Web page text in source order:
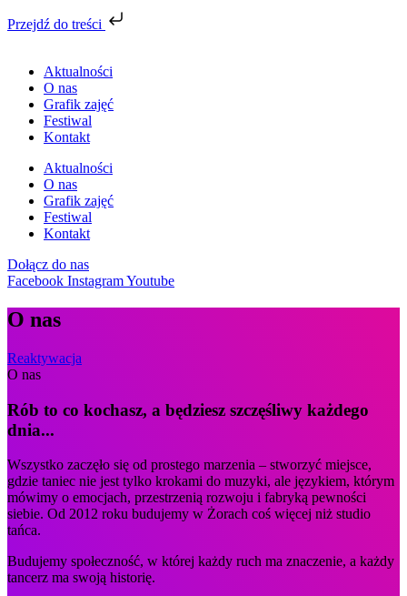
Przejdź do treści
Aktualności
O nas
Grafik zajęć
Festiwal
Kontakt
Aktualności
O nas
Grafik zajęć
Festiwal
Kontakt
Dołącz do nas
Facebook InstagramYoutube
O nas
Reaktywacja
O nas
Rób to co kochasz, a będziesz szczęśliwy każdego
dnia...
Wszystko zaczęło się od prostego marzenia – stworzyć miejsce,
gdzie taniec nie jest tylko krokami do muzyki, ale językiem, którym
mówimy o emocjach, przestrzenią rozwoju i fabryką pewności
siebie. Od 2012 roku budujemy w Żorach coś więcej niż studio
tańca.
Budujemy społeczność, w której każdy ruch ma znaczenie, a każdy
tancerz ma swoją historię.